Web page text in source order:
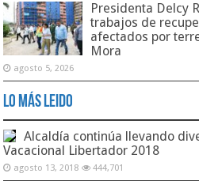
Presidenta Delcy
trabajos de
afectados por
Mora
agosto 5, 2026
Lo Más Leido
Alcaldía continúa llevando
Vacacional Libertador 2018
agosto 13, 2018 444,701